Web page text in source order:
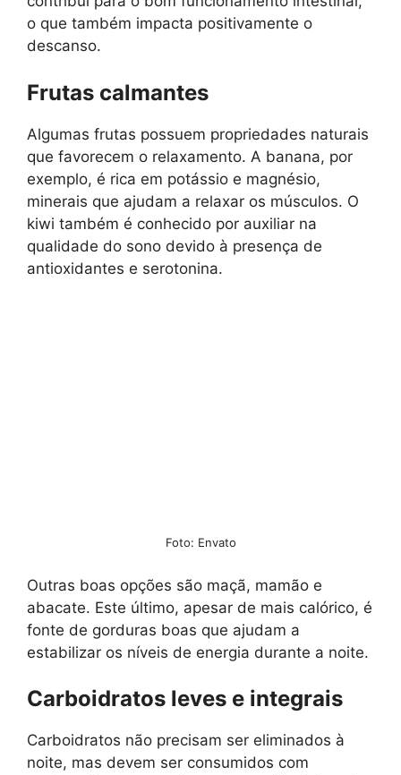
o que também impacta positivamente o
descanso.
Frutas calmantes
Algumas frutas possuem propriedades naturais
que favorecem o relaxamento. A banana, por
exemplo, é rica em potássio e magnésio,
minerais que ajudam a relaxar os músculos. O
kiwi também é conhecido por auxiliar na
qualidade do sono devido à presença de
antioxidantes e serotonina.
Foto: Envato
Outras boas opções são maçã, mamão e
abacate. Este último, apesar de mais calórico, é
fonte de gorduras boas que ajudam a
estabilizar os níveis de energia durante a noite.
Carboidratos leves e integrais
Carboidratos não precisam ser eliminados à
noite, mas devem ser consumidos com